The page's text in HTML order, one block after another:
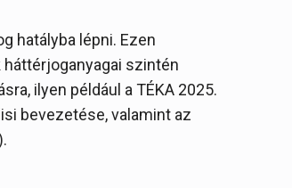
hatályba lépni. Ezen
szintén
ilyen például a TÉKA 2025.
bevezetése, valamint az